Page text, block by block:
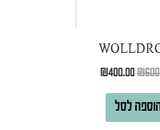
₪
₪400.00
הוספה לסל